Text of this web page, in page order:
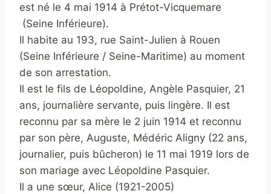
est né le 4 mai 1914 à Prétot-Vicquemare
(Seine Inférieure).
Il habite au 193, rue Saint-Julien à Rouen
(Seine Inférieure / Seine-Maritime) au moment
de son arrestation.
Il est le fils de Léopoldine, Angèle Pasquier, 21
ans, journalière servante, puis lingère. Il est
reconnu par sa mère le 2 juin 1914 et reconnu
par son père, Auguste, Médéric Aligny (22 ans,
journalier, puis bûcheron) le 11 mai 1919 lors de
son mariage avec Léopoldine Pasquier.
Il a une sœur, Alice (1921-2005)